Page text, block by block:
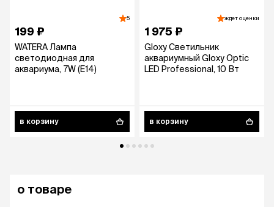
5
199 ₽
WATERA Лампа
светодиодная для
аквариума, 7W (E14)
в корзину
ждет оценки
1 975 ₽
Gloxy Светильник
аквариумный Gloxy Optic
LED Professional, 10 Вт
в корзину
о товаре